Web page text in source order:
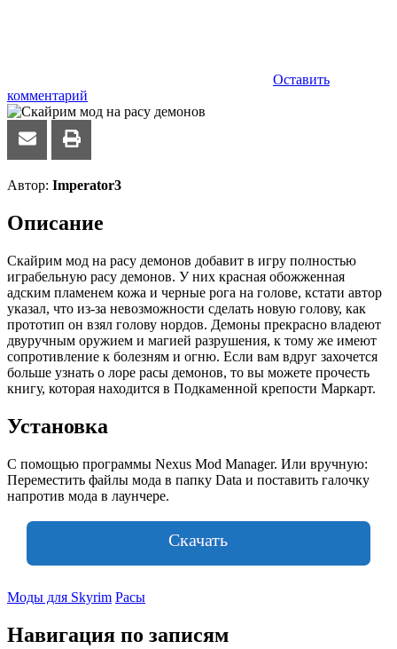
Оставить
комментарий
Автор: Imperator3
Описание
Скайрим мод на расу демонов добавит в игру полностью
играбельную расу демонов. У них красная обожженная
адским пламенем кожа и черные рога на голове, кстати автор
указал, что из-за невозможности сделать новую голову, как
прототип он взял голову нордов. Демоны прекрасно владеют
двуручным оружием и магией разрушения, к тому же имеют
сопротивление к болезням и огню. Если вам вдруг захочется
больше узнать о лоре расы демонов, то вы можете прочесть
книгу, которая находится в Подкаменной крепости Маркарт.
Установка
С помощью программы Nexus Mod Manager. Или вручную:
Переместить файлы мода в папку Data и поставить галочку
напротив мода в лаунчере.
Скачать
Моды для Skyrim Расы
Навигация по записям